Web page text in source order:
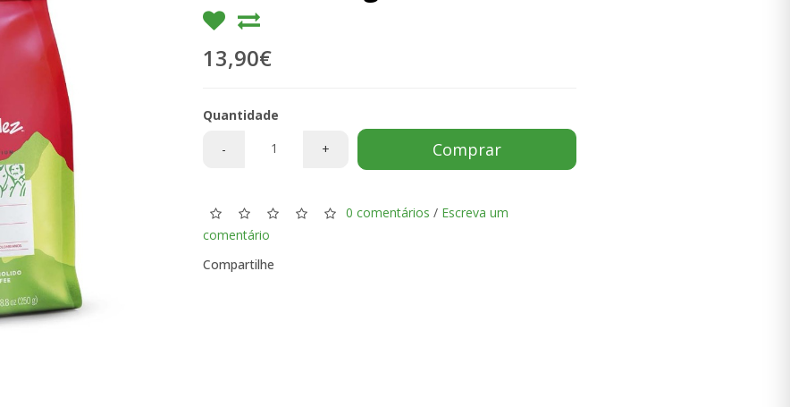
13,90€
Quantidade
-
+ Comprar
0 comentários / Escreva um
comentário
Compartilhe